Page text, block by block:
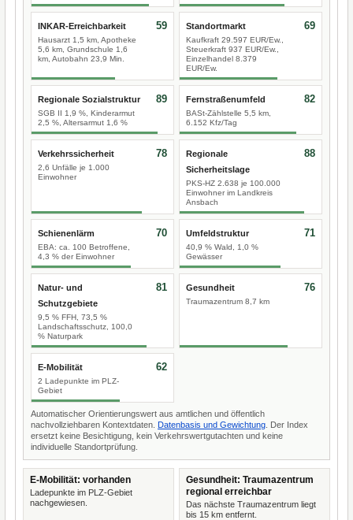
INKAR-Erreichbarkeit
Hausarzt 1,5 km, Apotheke
5,6 km, Grundschule 1,6
km, Autobahn 23,9 Min.
59 Standortmarkt
Kaufkraft 29.597 EUR/Ew.,
Steuerkraft 937 EUR/Ew.,
Einzelhandel 8.379
EUR/Ew.
69
Regionale Sozialstruktur
SGB II 1,9 %, Kinderarmut
2,5 %, Altersarmut 1,6 %
89 Fernstraßenumfeld
BASt-Zählstelle 5,5 km,
6.152 Kfz/Tag
82
Verkehrssicherheit
2,6 Unfälle je 1.000
Einwohner
78
Regionale
Sicherheitslage
PKS-HZ 2.638 je 100.000
Einwohner im Landkreis
Ansbach
88
Schienenlärm
EBA: ca. 100 Betroffene,
4,3 % der Einwohner
70 Umfeldstruktur
40,9 % Wald, 1,0 %
Gewässer
71
Natur- und
Schutzgebiete
9,5 % FFH, 73,5 %
Landschaftsschutz, 100,0
% Naturpark
81 Gesundheit
Traumazentrum 8,7 km
76
E-Mobilität
2 Ladepunkte im PLZ-
Gebiet
62
Automatischer Orientierungswert aus amtlichen und öffentlich
nachvollziehbaren Kontextdaten. Datenbasis und Gewichtung . Der Index
ersetzt keine Besichtigung, kein Verkehrswertgutachten und keine
individuelle Standortprüfung.
E-Mobilität: vorhanden
Ladepunkte im PLZ-Gebiet
nachgewiesen.
Gesundheit: Traumazentrum
regional erreichbar
Das nächste Traumazentrum liegt
bis 15 km entfernt.